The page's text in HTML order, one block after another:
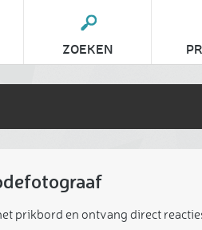
ZOEKEN
prikbord en ontvang direct